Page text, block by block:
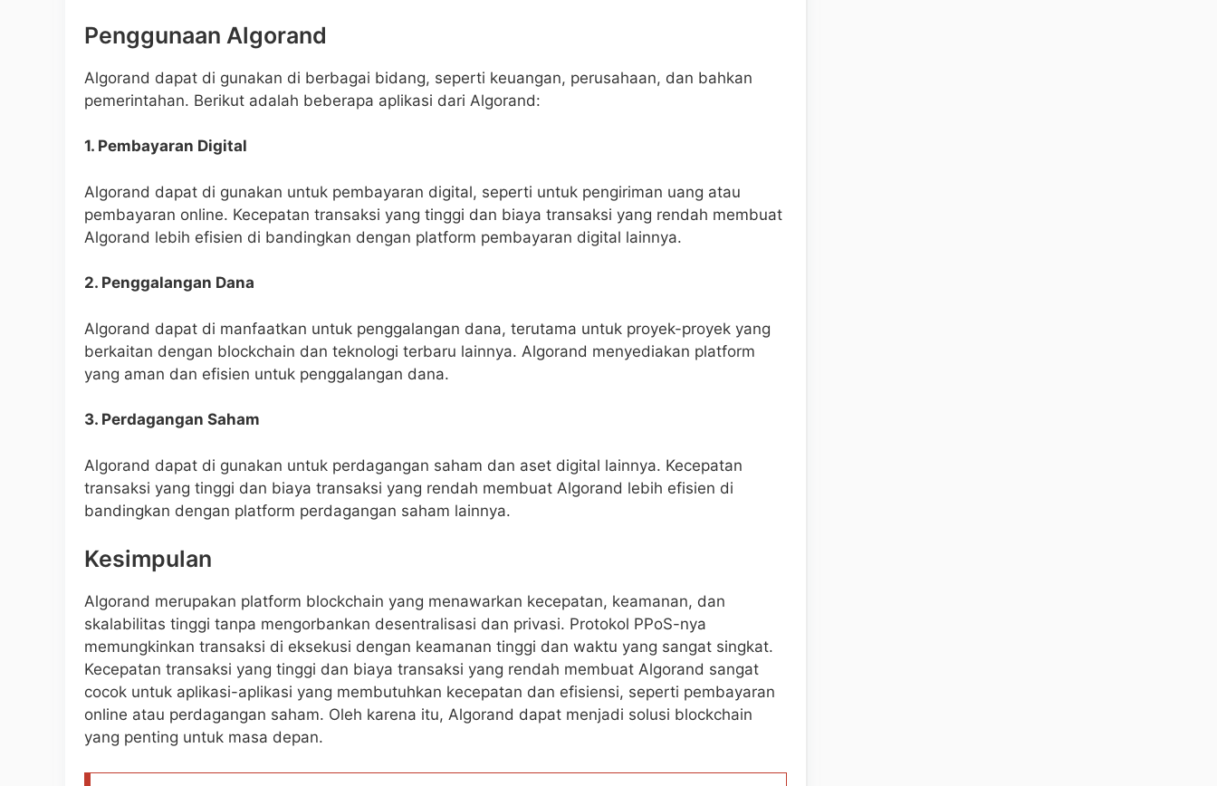
Penggunaan Algorand
Algorand dapat di gunakan di berbagai bidang, seperti keuangan, perusahaan, dan bahkan
pemerintahan. Berikut adalah beberapa aplikasi dari Algorand:
1. Pembayaran Digital
Algorand dapat di gunakan untuk pembayaran digital, seperti untuk pengiriman uang atau
pembayaran online. Kecepatan transaksi yang tinggi dan biaya transaksi yang rendah membuat
Algorand lebih efisien di bandingkan dengan platform pembayaran digital lainnya.
2. Penggalangan Dana
Algorand dapat di manfaatkan untuk penggalangan dana, terutama untuk proyek-proyek yang
berkaitan dengan blockchain dan teknologi terbaru lainnya. Algorand menyediakan platform
yang aman dan efisien untuk penggalangan dana.
3. Perdagangan Saham
Algorand dapat di gunakan untuk perdagangan saham dan aset digital lainnya. Kecepatan
transaksi yang tinggi dan biaya transaksi yang rendah membuat Algorand lebih efisien di
bandingkan dengan platform perdagangan saham lainnya.
Kesimpulan
Algorand merupakan platform blockchain yang menawarkan kecepatan, keamanan, dan
skalabilitas tinggi tanpa mengorbankan desentralisasi dan privasi. Protokol PPoS-nya
memungkinkan transaksi di eksekusi dengan keamanan tinggi dan waktu yang sangat singkat.
Kecepatan transaksi yang tinggi dan biaya transaksi yang rendah membuat Algorand sangat
cocok untuk aplikasi-aplikasi yang membutuhkan kecepatan dan efisiensi, seperti pembayaran
online atau perdagangan saham. Oleh karena itu, Algorand dapat menjadi solusi blockchain
yang penting untuk masa depan.